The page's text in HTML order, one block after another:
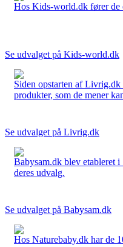
Hos Kids-world.dk fører de
Se udvalget på Kids-world.dk
Siden opstarten af
produkter, som de mener
Se udvalget på Livrig.dk
Babysam.dk blev etableret
deres udvalg.
Se udvalget på Babysam.dk
Hos Naturebaby.dk har de